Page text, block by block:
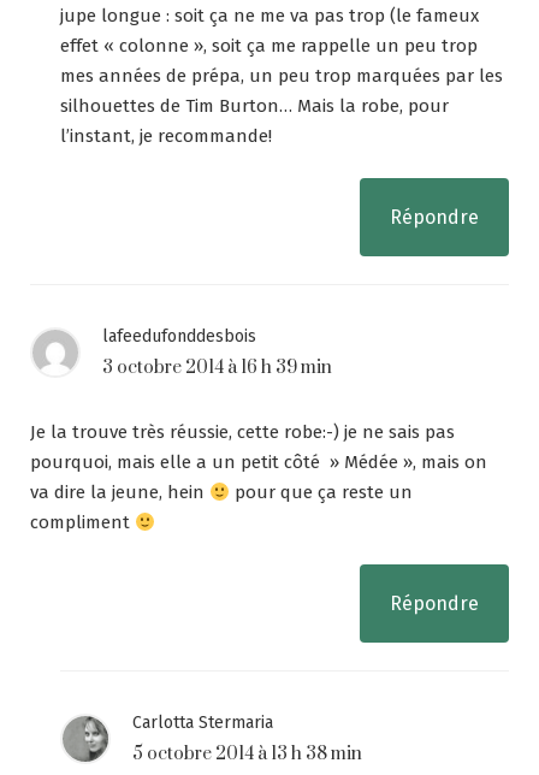
jupe longue : soit ça ne me va pas trop (le fameux
effet « colonne », soit ça me rappelle un peu trop
mes années de prépa, un peu trop marquées par les
silhouettes de Tim Burton… Mais la robe, pour
l’instant, je recommande!
Répondre
lafeedufonddesbois
3 octobre 2014 à 16 h 39 min
Je la trouve très réussie, cette robe:-) je ne sais pas
pourquoi, mais elle a un petit côté » Médée », mais on
va dire la jeune, hein
pour que ça reste un
compliment
Répondre
Carlotta Stermaria
5 octobre 2014 à 13 h 38 min